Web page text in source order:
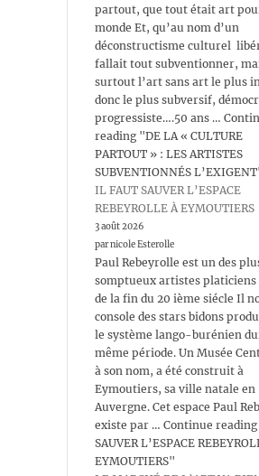
partout, que tout était art
monde Et, qu’au nom d’un
déconstructisme culturel
fallait tout subventionner,
surtout l’art sans art le plus
donc le plus subversif,
progressiste….50 ans …
reading "DE LA « CULTURE
PARTOUT » : LES ARTISTES
SUBVENTIONNÉS
IL FAUT SAUVER L’ESPACE
REBEYROLLE À EYMOUTIERS
3 août 2026
par nicole Esterolle
Paul Rebeyrolle est un des
somptueux artistes platiciens
de la fin du 20 ième siécle Il
console des stars bidons
le système lango-burénien
même période. Un Musée
à son nom, a été construit à
Eymoutiers, sa ville natale en
Auvergne. Cet espace Paul
existe par … Continue reading
SAUVER L’ESPACE
EYMOUTIERS"